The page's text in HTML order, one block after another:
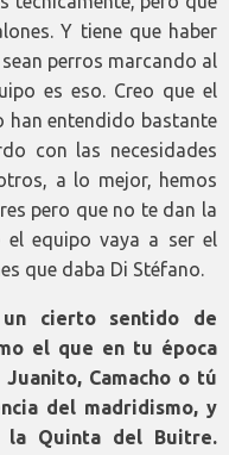
Y tiene que haber
perros marcando al
es eso. Creo que el
han entendido bastante
con las necesidades
a lo mejor, hemos
pero que no te dan la
el equipo vaya a ser el
que daba Di Stéfano.
cierto sentido de
el que en tu época
Camacho o tú
del madridismo, y
Quinta del Buitre.